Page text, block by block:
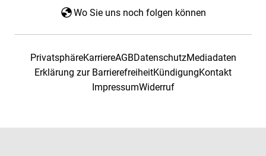
Wo Sie uns noch folgen können
PrivatsphäreKarriereAGBDatenschutzMediadaten
Erklärung zur BarrierefreiheitKündigungKontakt
ImpressumWiderruf